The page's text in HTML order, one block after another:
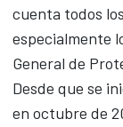
cuenta todos
especialmente
General de
Desde que se
en octubre de